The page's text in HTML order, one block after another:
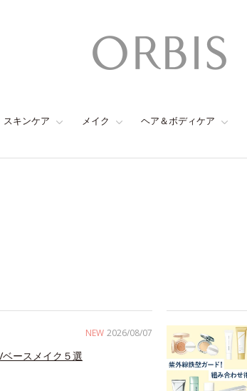
スキンケア メイク ヘア＆ボディケア
NEW 2026/08/07
ースメイク５選